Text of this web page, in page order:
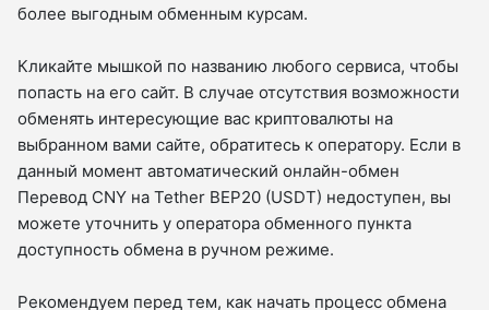
более выгодным обменным курсам.
Кликайте мышкой по названию любого сервиса, чтобы
попасть на его сайт. В случае отсутствия возможности
обменять интересующие вас криптовалюты на
выбранном вами сайте, обратитесь к оператору. Если в
данный момент автоматический онлайн-обмен
Перевод CNY на Tether BEP20 (USDT) недоступен, вы
можете уточнить у оператора обменного пункта
доступность обмена в ручном режиме.
Рекомендуем перед тем, как начать процесс обмена